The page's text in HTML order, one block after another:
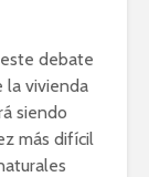
debate
la vivienda
siendo
más difícil